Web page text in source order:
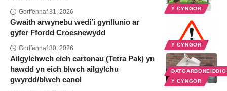
Y CYNGOR
Gorffennaf 31, 2026
Y CYNGOR
Gwaith arwynebu wedi’i gynllunio ar
gyfer Ffordd Croesnewydd
Gorffennaf 30, 2026
Y CYNGOR
Ailgylchwch eich cartonau (Tetra Pak) yn
hawdd yn eich blwch ailgylchu
gwyrdd/blwch canol